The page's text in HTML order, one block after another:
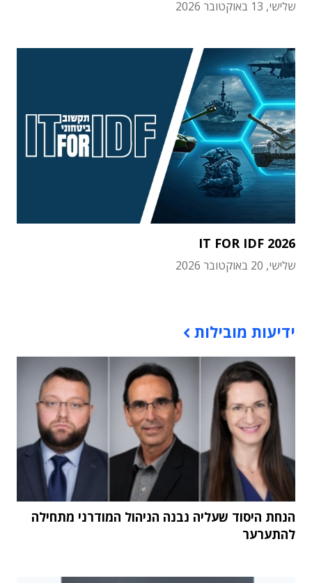
שלישי, 13 באוקטובר 2026
IT FOR IDF 2026
שלישי, 20 באוקטובר 2026
ידיעות מובילות
הנחת היסוד שעליה נבנה הניהול המודרני מתחילה
להתערער